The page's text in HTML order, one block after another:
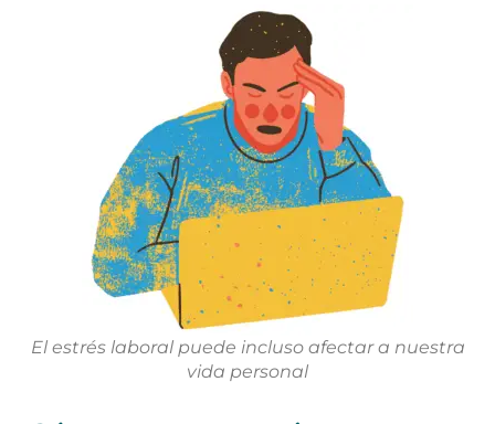
El estrés laboral puede incluso afectar a nuestra
vida personal